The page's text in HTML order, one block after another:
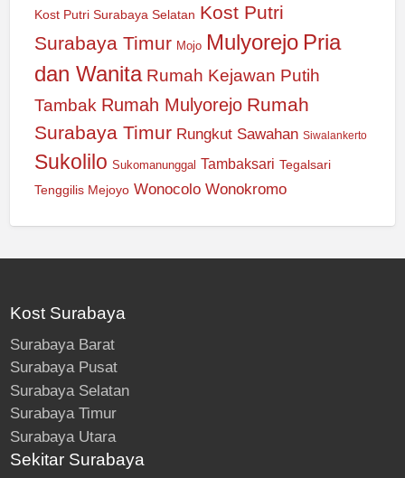
Kost Putri Surabaya Selatan Kost Putri
Surabaya Timur Mojo Mulyorejo Pria
dan Wanita Rumah Kejawan Putih
Tambak Rumah Mulyorejo Rumah
Surabaya Timur Rungkut Sawahan Siwalankerto
Sukolilo Sukomanunggal Tambaksari Tegalsari
Tenggilis Mejoyo Wonocolo Wonokromo
Kost Surabaya
Surabaya Barat
Surabaya Pusat
Surabaya Selatan
Surabaya Timur
Surabaya Utara
Sekitar Surabaya